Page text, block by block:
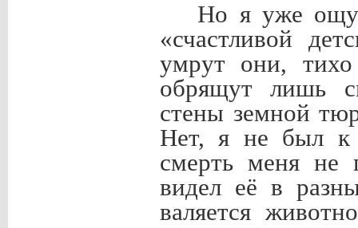
Но я уже
«счастливой
умрут они,
обрящут лишь
стены земной
Нет, я не был к
смерть меня не
видел её в
валяется